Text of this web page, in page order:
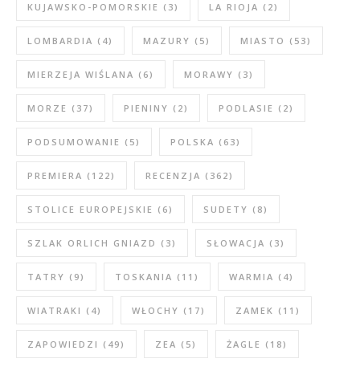
KUJAWSKO-POMORSKIE (3) LA RIOJA (2)
LOMBARDIA (4) MAZURY (5) MIASTO (53)
MIERZEJA WIŚLANA (6) MORAWY (3)
MORZE (37) PIENINY (2) PODLASIE (2)
PODSUMOWANIE (5) POLSKA (63)
PREMIERA (122) RECENZJA (362)
STOLICE EUROPEJSKIE (6) SUDETY (8)
SZLAK ORLICH GNIAZD (3) SŁOWACJA (3)
TATRY (9) TOSKANIA (11) WARMIA (4)
WIATRAKI (4) WŁOCHY (17) ZAMEK (11)
ZAPOWIEDZI (49) ZEA (5) ŻAGLE (18)